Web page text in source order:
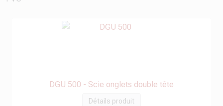
DGU 500 - Scie onglets double tête
Détails produit